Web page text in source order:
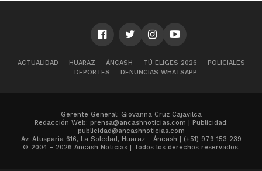
ACTUALIDAD HUARAZ ÁNCASH TÚ ELIGES 2026
POLICIALES
DEPORTES
DENUNCIAS WHATSAPP
Gerente General: Giovanna Cruz Cajavilca
Redacción Web: prensa@ancashnoticias.com | Publicidad:
publicidad@ancashnoticias.com
Av. Atusparia 616, La Soledad, Huaraz - Áncash | (+51) 979 153 239
© 2004 - 2026 Ancash Noticias | Todos los derechos reservados.